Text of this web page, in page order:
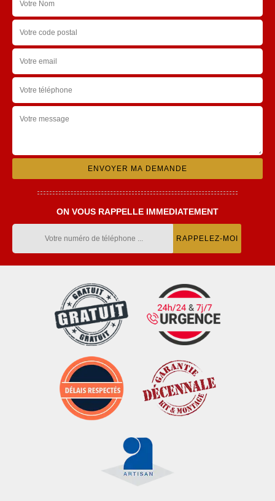
ON VOUS RAPPELLE IMMEDIATEMENT